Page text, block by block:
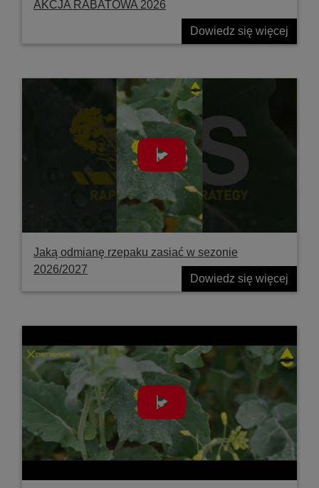
AKCJA RABATOWA 2026
Dowiedz się więcej
Jaką odmianę rzepaku zasiać w sezonie
2026/2027
Dowiedz się więcej